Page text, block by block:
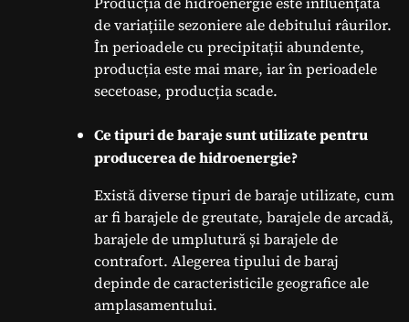
de variațiile sezoniere ale debitului râurilor.
În perioadele cu precipitații abundente,
producția este mai mare, iar în perioadele
secetoase, producția scade.
Ce tipuri de baraje sunt utilizate pentru
producerea de hidroenergie?
Există diverse tipuri de baraje utilizate, cum
ar fi barajele de greutate, barajele de arcadă,
barajele de umplutură și barajele de
contrafort. Alegerea tipului de baraj
depinde de caracteristicile geografice ale
amplasamentului.